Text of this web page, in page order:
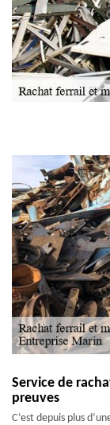
Service de
preuves
C’est depuis plus